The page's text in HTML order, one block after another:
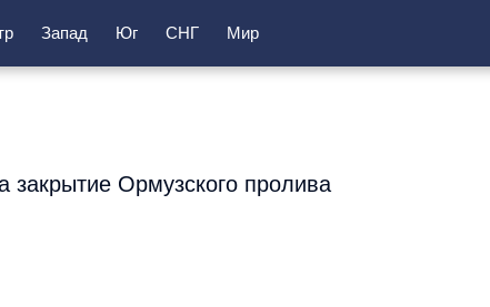
Запад Юг СНГ Мир
закрытие Ормузского пролива